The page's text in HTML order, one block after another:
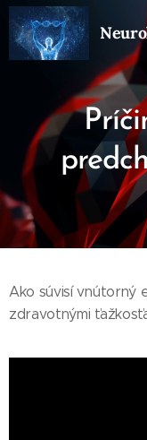
Ako súvisí vnútorný
zdravotnými